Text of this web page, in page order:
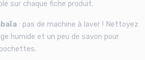
sur chaque fiche produit.
: pas de machine à laver ! Nettoyez
humide et un peu de savon pour